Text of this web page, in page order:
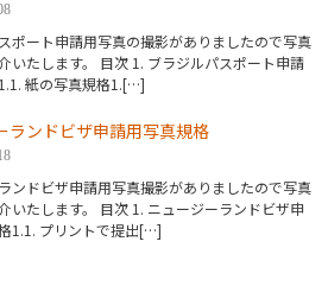
ポート申請用写真の撮影がありましたので写真
いたします。 目次 1. ブラジルパスポート申請
紙の写真規格1.[…]
ランドビザ申請用写真規格
ンドビザ申請用写真撮影がありましたので写真
いたします。 目次 1. ニュージーランドビザ申
1.1. プリントで提出[…]